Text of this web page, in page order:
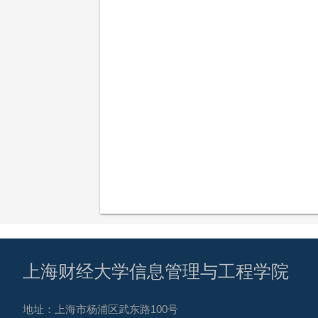
上海财经大学信息管理与工程学院
地址：上海市杨浦区武东路100号